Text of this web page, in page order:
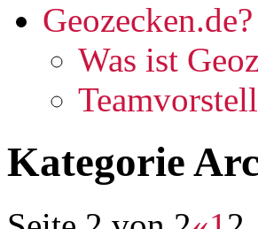
Geozecken.de?
Was ist
Kategorie